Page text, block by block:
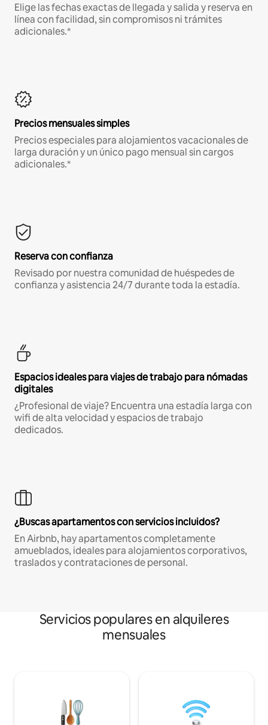
Elige las fechas exactas de llegada y salida y reserva en
línea con facilidad, sin compromisos ni trámites
adicionales.*
Precios mensuales simples
Precios especiales para alojamientos vacacionales de
larga duración y un único pago mensual sin cargos
adicionales.*
Reserva con confianza
Revisado por nuestra comunidad de huéspedes de
confianza y asistencia 24/7 durante toda la estadía.
Espacios ideales para viajes de trabajo para nómadas
digitales
¿Profesional de viaje? Encuentra una estadía larga con
wifi de alta velocidad y espacios de trabajo
dedicados.
¿Buscas apartamentos con servicios incluidos?
En Airbnb, hay apartamentos completamente
amueblados, ideales para alojamientos corporativos,
traslados y contrataciones de personal.
Servicios populares en alquileres
mensuales